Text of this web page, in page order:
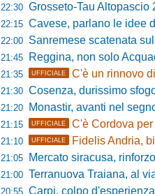
22:30 Grosseto-Tau Altopascio 2-2: il
22:15 Cavese, parlano le idee di Masitto:
22:00 Sanremese scatenata sul
21:45 Reggina, non solo Acquadro: il
21:35 UFFICIALE C'è un rinnovo
21:30 Cosenza, durissimo sfogo di Coppitelli:
21:20 Monastir, avanti nel segno della
21:15 UFFICIALE C'è Cordova
21:10 UFFICIALE Fidelis Andria,
21:05 Mercato siracusa, rinforzo
21:00 Terranuova Traiana, al via il primo
20:55 Carpi, colpo d'esperienza in